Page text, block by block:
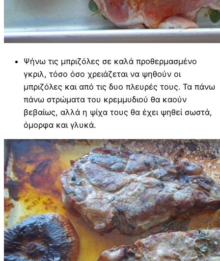
Ψήνω τις μπριζόλες σε καλά προθερμασμένο
γκριλ, τόσο όσο χρειάζεται να ψηθούν οι
μπριζόλες και από τις δυο πλευρές τους. Τα πάνω
πάνω στρώματα του κρεμμυδιού θα καούν
βεβαίως, αλλά η ψίχα τους θα έχει ψηθεί σωστά,
όμορφα και γλυκά.